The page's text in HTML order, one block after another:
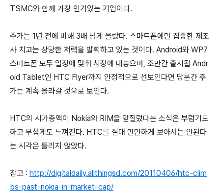
TSMC와 함께 가장 인기있는 기업이다.
주가는 1년 전에 비해 3배 넘게 올랐다. 스마트폰에만 집중한 제조
사 치고는 상당한 저력을 발휘하고 있는 것이다. Android와 WP7
스마트폰 모두 일정에 맞춰 시장에 내놓으며, 조만간 출시될 Andr
oid Tablet인 HTC Flyer까지 안정적으로 선보인다면 당분간 주
가는 계속 올라갈 것으로 보인다.
HTC의 시가총액이 Nokia와 RIM을 앞질렀다는 소식은 부럽기도
하고 무섭게도 느껴진다. HTC를 절대 만만하게 보아서는 안된다
는 시각은 틀리지 않았다.
참고 : http://digitaldaily.allthingsd.com/20110406/htc-clim
bs-past-nokia-in-market-cap/